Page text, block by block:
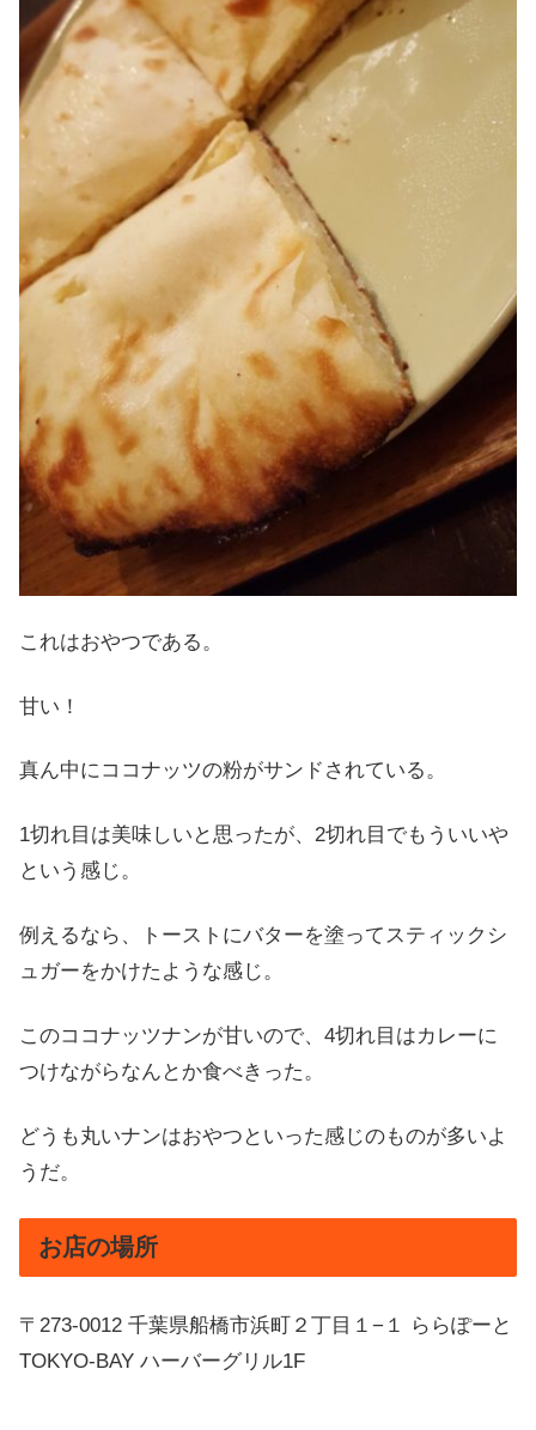
これはおやつである。
甘い！
真ん中にココナッツの粉がサンドされている。
1切れ目は美味しいと思ったが、2切れ目でもういいや
という感じ。
例えるなら、トーストにバターを塗ってスティックシ
ュガーをかけたような感じ。
このココナッツナンが甘いので、4切れ目はカレーに
つけながらなんとか食べきった。
どうも丸いナンはおやつといった感じのものが多いよ
うだ。
お店の場所
〒273-0012 千葉県船橋市浜町２丁目１−１ ららぽーと
TOKYO-BAY ハーバーグリル1F